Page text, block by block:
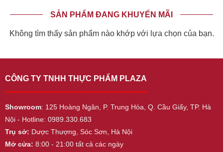
SẢN PHẨM ĐANG KHUYẾN MÃI
Không tìm thấy sản phẩm nào khớp với lựa chọn của bạn.
CÔNG TY TNHH THỰC PHẨM PLAZA
Showroom: 125 Hoàng Ngân, P. Trung Hòa, Q. Cầu Giấy, TP. Hà
Nội - Hotline: 0989.330.683
Trụ sở: Dược Thượng, Sóc Sơn, Hà Nội
Mở cửa: 8:00 - 21:00 tất cả các ngày